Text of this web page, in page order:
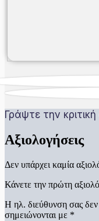
Γράψτε την
Αξιολογήσεις
Δεν υπάρχει καμία
Κάνετε την πρώτη
Η ηλ. διεύθυνση σας δεν
σημειώνονται με *